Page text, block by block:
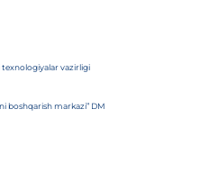
texnologiyalar vazirligi
boshqarish markazi” DM